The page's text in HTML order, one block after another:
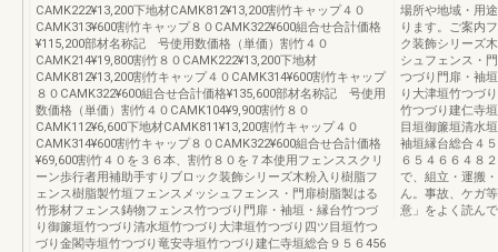
CAMK222¥13,200下地材CAMK812¥13,200割竹キャップ４０
CAMK313¥600割竹キャップ８０CAMK322¥600組合せ合計価格
¥115,200部材名称記 号使用数価格（単価）割竹４０
CAMK214¥19,800割竹８０CAMK222¥13,200下地材
CAMK812¥13,200割竹キャップ４０CAMK314¥600割竹キャップ
８０CAMK322¥600組合せ合計価格¥135,600部材名称記 号使用
数価格（単価）割竹４０CAMK104¥9,900割竹８０
CAMK112¥6,600下地材CAMK811¥13,200割竹キャップ４０
CAMK314¥600割竹キャップ８０CAMK322¥600組合せ合計価格
¥69,600割竹４０を３６本、割竹８０を７本使用フェンススクリ
ーン歩行者用補助手すりブロック装飾シリーズ木粉入り樹脂フ
ェンス樹脂製竹垣フェンスメッシュフェンス・門扉樹脂製はる
竹形材フェンス鋳物フェンス竹つづり門扉・袖垣・縁台竹つづ
り御簾垣竹つづり清水垣竹つづり大津垣竹つづり四ツ目垣竹つ
づり金閣寺垣竹つづり竜安寺垣竹つづり建仁寺垣総合９５６456
場所や地域・用
ります。ご案内
ク装飾シリーズ
シュフェンス・
つづり門扉・袖
り大津垣竹つづ
竹つづり建仁寺
目垣御簾垣清水
袖垣縁台総合４
６５４６６４８
で、組立・運搬
ん。事故、ケガ
意」をよく読ん